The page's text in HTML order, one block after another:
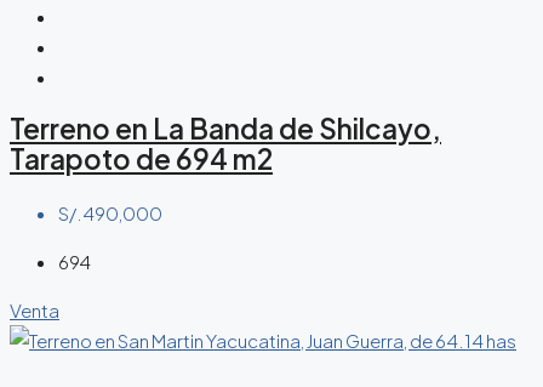
Terreno en La Banda de Shilcayo,
Tarapoto de 694 m2
S/.490,000
694
Venta